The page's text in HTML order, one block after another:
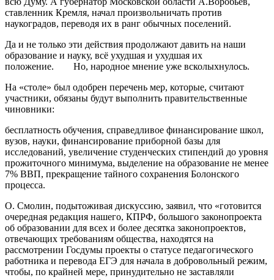
ставленник Кремля, начал произвольничать против
наукоградов, переводя их в ранг обычных поселений.
Да и не только эти действия продолжают давить на наши
образование и науку, всё ухудшая и ухудшая их
положение. Но, народное мнение уже всколыхнулось.
На «столе» был одобрен перечень мер, которые, считают
участники, обязаны будут выполнить правительственные
чиновники:
бесплатность обучения, справедливое финансирование школ,
вузов, науки, финансирование приборной базы для
исследований, увеличение студенческих стипендий до уровня
прожиточного минимума, выделение на образование не менее
7% ВВП, прекращение тайного сохранения Болонского
процесса.
О. Смолин, подытоживая дискуссию, заявил, что «готовится
очередная редакция нашего, КПРФ, большого законопроекта
об образовании для всех и более десятка законопроектов,
отвечающих требованиям общества, находятся на
рассмотрении Госдумы проекты о статусе педагогического
работника и перевода ЕГЭ для начала в добровольный режим,
чтобы, по крайней мере, принудительно не заставляли